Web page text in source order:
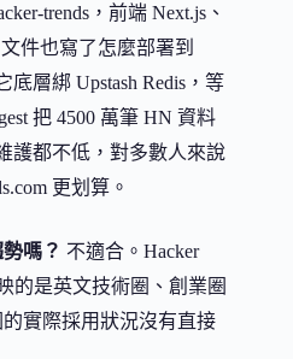
trends，前端 Next.js、
文件也寫了怎麼部署到
層綁 Upstash Redis，等
把 4500 萬筆 HN 資料
護都不低，對多數人來說
更划算。
嗎？ 不適合。Hacker
的是英文技術圈、創業圈
實際採用狀況沒有直接